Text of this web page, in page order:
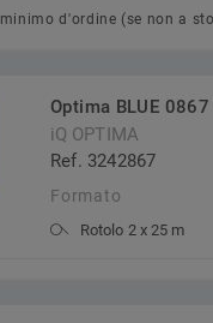
d'ordine (se non a
Optima BLUE 0867
iQ OPTIMA
Ref. 3242867
Formato
Rotolo 2 x 25 m